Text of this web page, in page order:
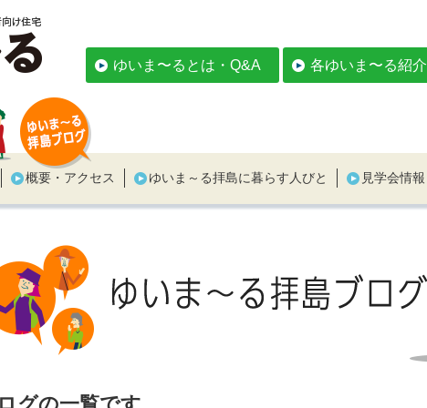
ゆいま〜るとは・Q&A 各ゆいま〜る紹介
概要・アクセス ゆいま～る拝島に暮らす人びと 見学会情報